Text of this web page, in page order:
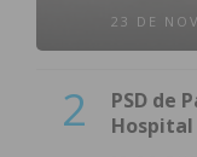
23 DE
2
PSD de
Hospital